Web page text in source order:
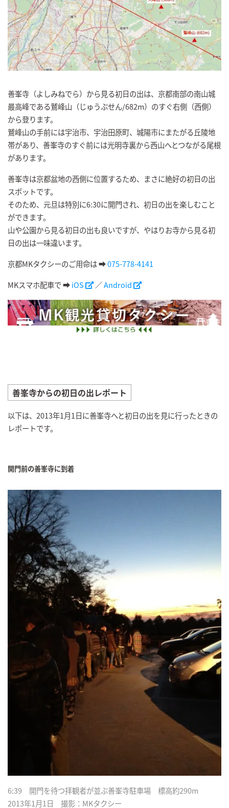
善峯寺（よしみねでら）から見る初日の出は、京都南部の南山城
最高峰である鷲峰山（じゅうぶせん/682m）のすぐ右側（西側）
から登ります。
鷲峰山の手前には宇治市、宇治田原町、城陽市にまたがる丘陵地
帯があり、善峯寺のすぐ前には光明寺裏から西山へとつながる尾根
があります。
善峯寺は京都盆地の西側に位置するため、まさに絶好の初日の出
スポットです。
そのため、元旦は特別に6:30に開門され、初日の出を楽しむこと
ができます。
山や公園から見る初日の出も良いですが、やはりお寺から見る初
日の出は一味違います。
京都MKタクシーのご用命は➡075-778-4141
MKスマホ配車で ➡iOS ／Android
善峯寺からの初日の出レポート
以下は、2013年1月1日に善峯寺へと初日の出を見に行ったときの
レポートです。
開門前の善峯寺に到着
6:39 開門を待つ拝観者が並ぶ善峯寺駐車場 標高約290m
2013年1月1日 撮影：MKタクシー